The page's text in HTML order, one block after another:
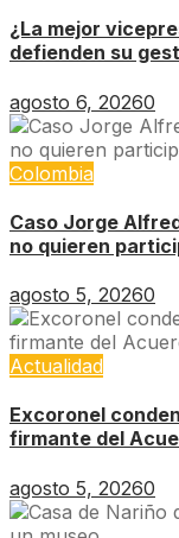
¿La mejor
defienden su
agosto 6, 20260
Colombia
Caso Jorge
no quieren
agosto 5, 20260
Actualidad
Excoronel
firmante del
agosto 5, 20260